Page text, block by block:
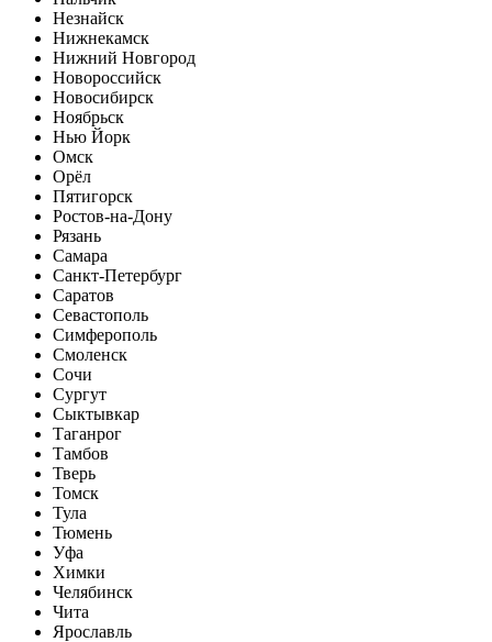
Незнайск
Нижнекамск
Нижний Новгород
Новороссийск
Новосибирск
Ноябрьск
Нью Йорк
Омск
Орёл
Пятигорск
Ростов-на-Дону
Рязань
Самара
Санкт-Петербург
Саратов
Севастополь
Симферополь
Смоленск
Сочи
Сургут
Сыктывкар
Таганрог
Тамбов
Тверь
Томск
Тула
Тюмень
Уфа
Химки
Челябинск
Чита
Ярославль